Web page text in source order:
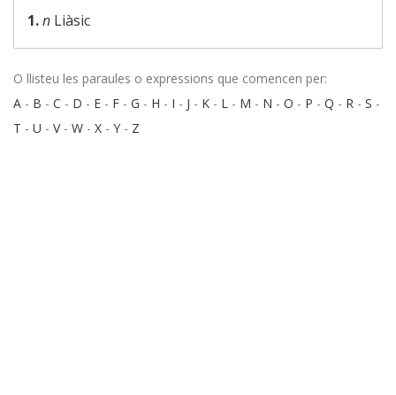
1.n Liàsic
O llisteu les paraules o expressions que comencen per:
A - B - C - D - E - F - G - H - I - J - K - L - M - N - O - P - Q - R - S -
T - U - V- W - X - Y - Z